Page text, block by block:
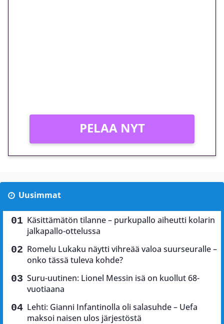
PELAA NYT
Uusimmat
Käsittämätön tilanne – purkupallo aiheutti kolarin
jalkapallo-ottelussa
Romelu Lukaku näytti vihreää valoa suurseuralle –
onko tässä tuleva kohde?
Suru-uutinen: Lionel Messin isä on kuollut 68-
vuotiaana
Lehti: Gianni Infantinolla oli salasuhde – Uefa
maksoi naisen ulos järjestöstä